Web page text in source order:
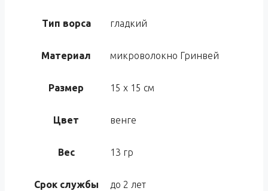
Тип ворса гладкий
Материал микроволокно Гринвей
Размер 15 х 15 см
Цвет венге
Вес 13 гр
Срок службы до 2 лет